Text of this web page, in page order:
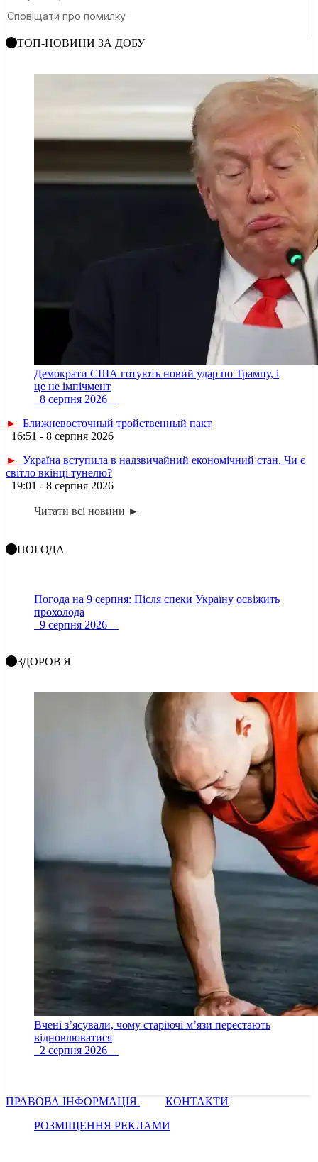
ТОП-НОВИНИ ЗА ДОБУ
Демократи США готують новий удар по Трампу, і
це не імпічмент
8 серпня 2026
►
Ближневосточный тройственный пакт
16:51 - 8 серпня 2026
►
Україна вступила в надзвичайний економічний стан. Чи є
світло вкінці тунелю?
19:01 - 8 серпня 2026
Читати всі новини ►
ПОГОДА
Погода на 9 серпня: Після спеки Україну освіжить
прохолода
9 серпня 2026
ЗДОРОВ'Я
Вчені з’ясували, чому старіючі м’язи перестають
відновлюватися
2 серпня 2026
ПРАВОВА ІНФОРМАЦІЯ
КОНТАКТИ
РОЗМІЩЕННЯ РЕКЛАМИ